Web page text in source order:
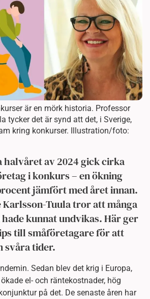
är en mörk historia. Professor
tycker det är synd att det, i Sverige,
kring konkurser. Illustration/foto:
halvåret av 2024 gick cirka
i konkurs – en ökning
jämfört med året innan.
Tuula tror att många
kunnat undvikas. Här ger
till småföretagare för att
svåra tider.
Sedan blev det krig i Europa,
el- och räntekostnader, hög
på det. De senaste åren har